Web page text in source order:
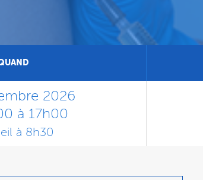
2026
à 17h00
à 8h30